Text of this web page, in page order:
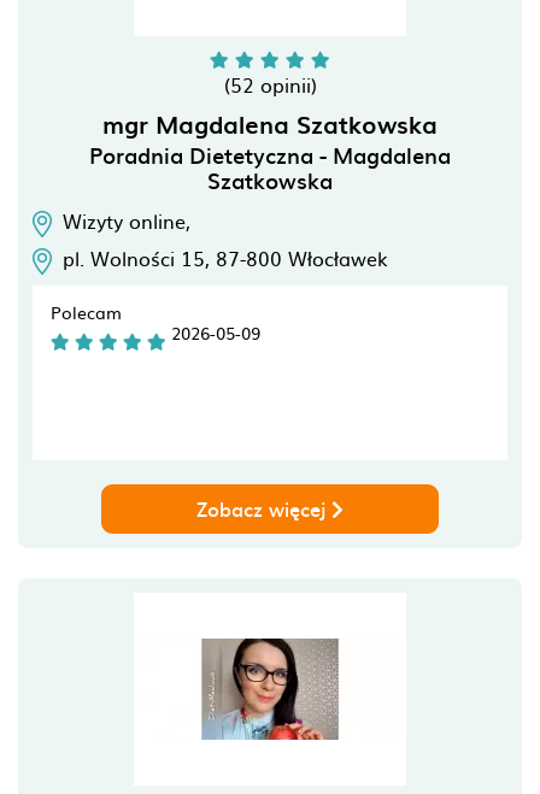
(52 opinii)
mgr Magdalena Szatkowska
Poradnia Dietetyczna - Magdalena
Szatkowska
Wizyty online,
pl. Wolności 15, 87-800 Włocławek
Polecam
2026-05-09
Zobacz więcej